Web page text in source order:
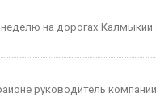
на дорогах Калмыкии
руководитель